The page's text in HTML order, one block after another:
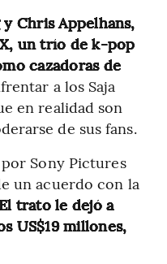
Chris Appelhans,
un trío de k-pop
cazadoras de
a los Saja
en realidad son
de sus fans.
Sony Pictures
un acuerdo con la
El trato le dejó a
US$19 millones,